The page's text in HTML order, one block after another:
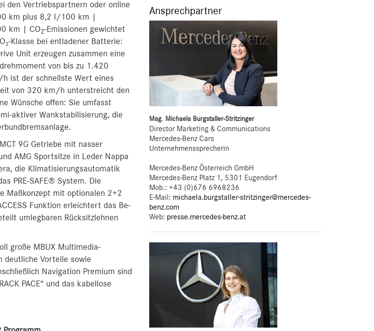
den Vertriebspartnern oder online
km plus 8,2 l/100 km |
km | CO2-Emissionen gewichtet
Klasse bei entladener Batterie:
Unit erzeugen zusammen eine
von bis zu 1.420
ist der schnellste Wert eines
von 320 km/h unterstreicht den
Wünsche offen: Sie umfasst
aktiver Wankstabilisierung, die
9G Getriebe mit nasser
AMG Sportsitze in Leder Nappa
die Klimatisierungsautomatik
PRE-SAFE® System. Die
Maßkonzept mit optionalen 2+2
Funktion erleichtert das Be-
umlegbaren Rücksitzlehnen
große MBUX Multimedia-
deutliche Vorteile sowie
Navigation Premium sind
PACE“ und das kabellose
Ansprechpartner
Mag. Michaela Burgstaller-Stritzinger
Director Marketing & Communications
Mercedes-Benz Cars
Unternehmenssprecherin
Mercedes-Benz Österreich GmbH
Mercedes-Benz Platz 1, 5301 Eugendorf
Mob.:+43 (0)676 6968236
E-Mail: michaela.burgstaller-stritzinger@mercedes-
benz.com
Web: presse.mercedes-benz.at